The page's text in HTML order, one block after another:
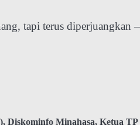
tapi terus
, Diskominfo Minahasa, Ketua